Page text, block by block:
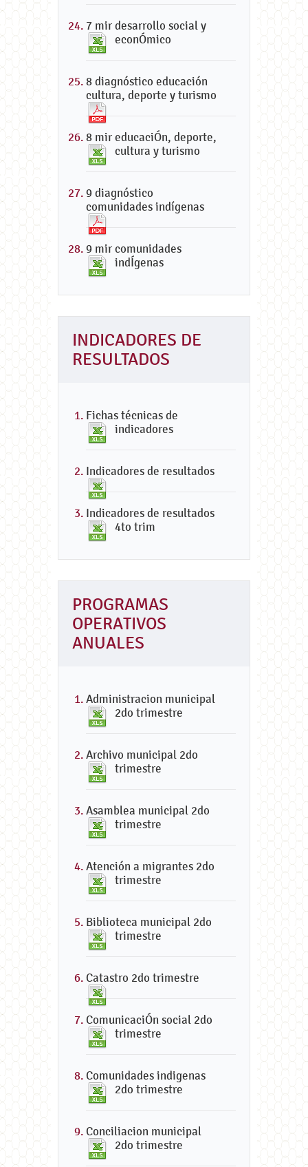
7 mir desarrollo social y
econÓmico
8 diagnóstico educación
cultura, deporte y turismo
8 mir educaciÓn, deporte,
cultura y turismo
9 diagnóstico
comunidades indígenas
9 mir comunidades
indÍgenas
INDICADORES DE
RESULTADOS
Fichas técnicas de
indicadores
Indicadores de resultados
Indicadores de resultados
4to trim
PROGRAMAS
OPERATIVOS
ANUALES
Administracion municipal
2do trimestre
Archivo municipal 2do
trimestre
Asamblea municipal 2do
trimestre
Atención a migrantes 2do
trimestre
Biblioteca municipal 2do
trimestre
Catastro 2do trimestre
ComunicaciÓn social 2do
trimestre
Comunidades indigenas
2do trimestre
Conciliacion municipal
2do trimestre